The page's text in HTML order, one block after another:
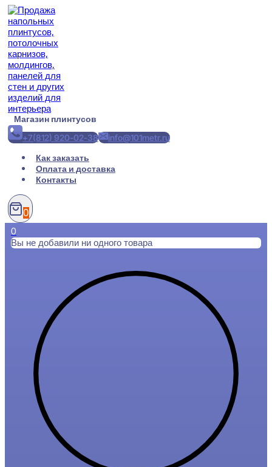
Перейти
содержимому
Магазин плинтусов
+7(812) 920-02-38
info@101metr.ru
Как заказать
Оплата и доставка
Контакты
0
0
Вы не добавили ни одного товара